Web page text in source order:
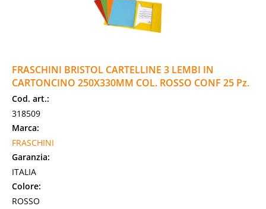
FRASCHINI BRISTOL CARTELLINE 3 LEMBI IN
CARTONCINO 250X330MM COL. ROSSO CONF 25 Pz.
Cod. art.:
318509
Marca:
FRASCHINI
Garanzia:
ITALIA
Colore:
ROSSO